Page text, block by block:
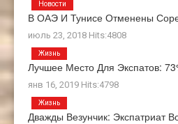
В ОАЭ И Тунисе Отменены
июль 23, 2018 Hits:4808
Новости
Лучшее Место Для Экспатов:
янв 16, 2019 Hits:4798
Жизнь
Дважды Везунчик: Экспатриат
Жизнь